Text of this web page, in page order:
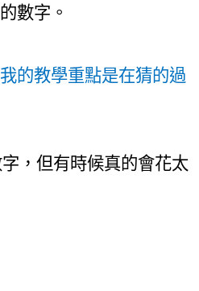
數字。
我的教學重點是在猜的過
，但有時候真的會花太